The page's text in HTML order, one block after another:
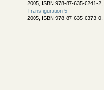
2005, ISBN 978-87-635-0241-2,
Transfiguration 5
2005, ISBN 978-87-635-0373-0, ,